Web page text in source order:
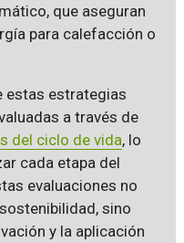
que aseguran
para calefacción o
estas estrategias
a través de
del ciclo de vida, lo
cada etapa del
evaluaciones no
sino
y la aplicación